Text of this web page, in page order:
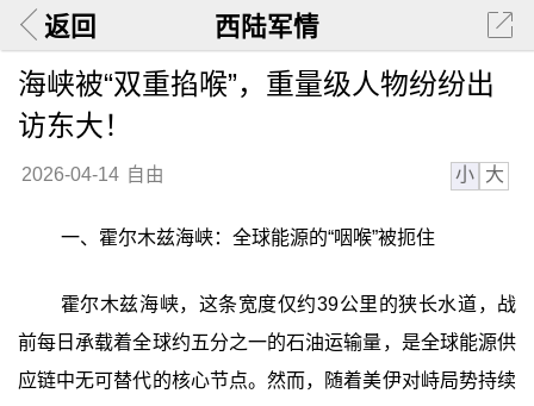
返回 西陆军情
海峡被“双重掐喉”，重量级人物纷纷出
访东大！
2026-04-14 自由 小 大
一、霍尔木兹海峡：全球能源的“咽喉”被扼住
霍尔木兹海峡，这条宽度仅约39公里的狭长水道，战
前每日承载着全球约五分之一的石油运输量，是全球能源供
应链中无可替代的核心节点。然而，随着美伊对峙局势持续